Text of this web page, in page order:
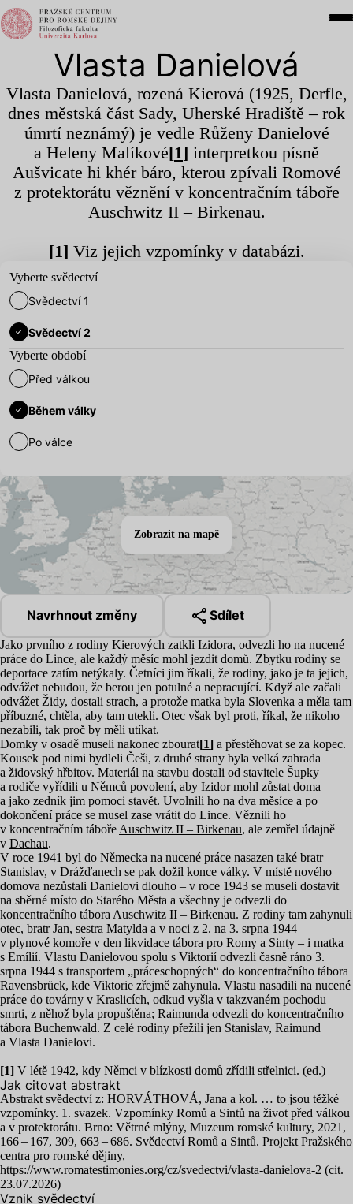
Vlasta Danielová
Vlasta Danielová, rozená Kierová (1925, Derfle,
dnes městská část Sady, Uherské Hradiště – rok
úmrtí neznámý) je vedle Růženy Danielové
a Heleny Malíkové[1] interpretkou písně
Aušvicate hi khér báro, kterou zpívali Romové
z protektorátu věznění v koncentračním táboře
Auschwitz II– Birkenau.
[1] Viz jejich vzpomínky v databázi.
Vyberte svědectví
Svědectví 1
Svědectví 2
Vyberte období
Před válkou
Během války
Po válce
Zobrazit na mapě
Navrhnout změny Sdílet
Jako prvního z rodiny Kierových zatkli Izidora, odvezli ho na nucené
práce do Lince, ale každý měsíc mohl jezdit domů. Zbytku rodiny se
deportace zatím netýkaly. Četníci jim říkali, že rodiny, jako je ta jejich,
odvážet nebudou, že berou jen potulné a nepracující. Když ale začali
odvážet Židy, dostali strach, a protože matka byla Slovenka a měla tam
příbuzné, chtěla, aby tam utekli. Otec však byl proti, říkal, že nikoho
nezabili, tak proč by měli utíkat.
Domky v osadě museli nakonec zbourat[1] a přestěhovat se za kopec.
Kousek pod nimi bydleli Češi, z druhé strany byla velká zahrada
a židovský hřbitov. Materiál na stavbu dostali od stavitele Šupky
a rodiče vyřídili u Němců povolení, aby Izidor mohl zůstat doma
a jako zedník jim pomoci stavět. Uvolnili ho na dva měsíce a po
dokončení práce se musel zase vrátit do Lince. Věznili ho
v koncentračním táboře Auschwitz II – Birkenau, ale zemřel údajně
v Dachau.
V roce 1941 byl do Německa na nucené práce nasazen také bratr
Stanislav, v Drážďanech se pak dožil konce války. V místě nového
domova nezůstali Danielovi dlouho – v roce 1943 se museli dostavit
na sběrné místo do Starého Města a všechny je odvezli do
koncentračního tábora Auschwitz II – Birkenau. Z rodiny tam zahynuli
otec, bratr Jan, sestra Matylda a v noci z 2. na 3. srpna 1944 –
v plynové komoře v den likvidace tábora pro Romy a Sinty – i matka
s Emílií. Vlastu Danielovou spolu s Viktorií odvezli časně ráno 3.
srpna 1944 s transportem „práceschopných“ do koncentračního tábora
Ravensbrück, kde Viktorie zřejmě zahynula. Vlastu nasadili na nucené
práce do továrny v Kraslicích, odkud vyšla v takzvaném pochodu
smrti, z něhož byla propuštěna; Raimunda odvezli do koncentračního
tábora Buchenwald. Z celé rodiny přežili jen Stanislav, Raimund
a Vlasta Danielovi.
[1] V létě 1942, kdy Němci v blízkosti domů zřídili střelnici. (ed.)
Jak citovat abstrakt
Abstrakt svědectví z: HORVÁTHOVÁ, Jana a kol. … to jsou těžké
vzpomínky. 1 . svazek. Vzpomínky Romů a Sintů na život před válkou
a v protektorátu. Brno: Větrné mlýny, Muzeum romské kultury, 2021 ,
166– 167, 309, 663–686. Svědectví Romů a Sintů. Projekt Pražského
centra pro romské dějiny,
https://www.romatestimonies.org/cz/svedectvi/vlasta-danielova‑2 (cit.
23.07.2026)
Vznik svědectví